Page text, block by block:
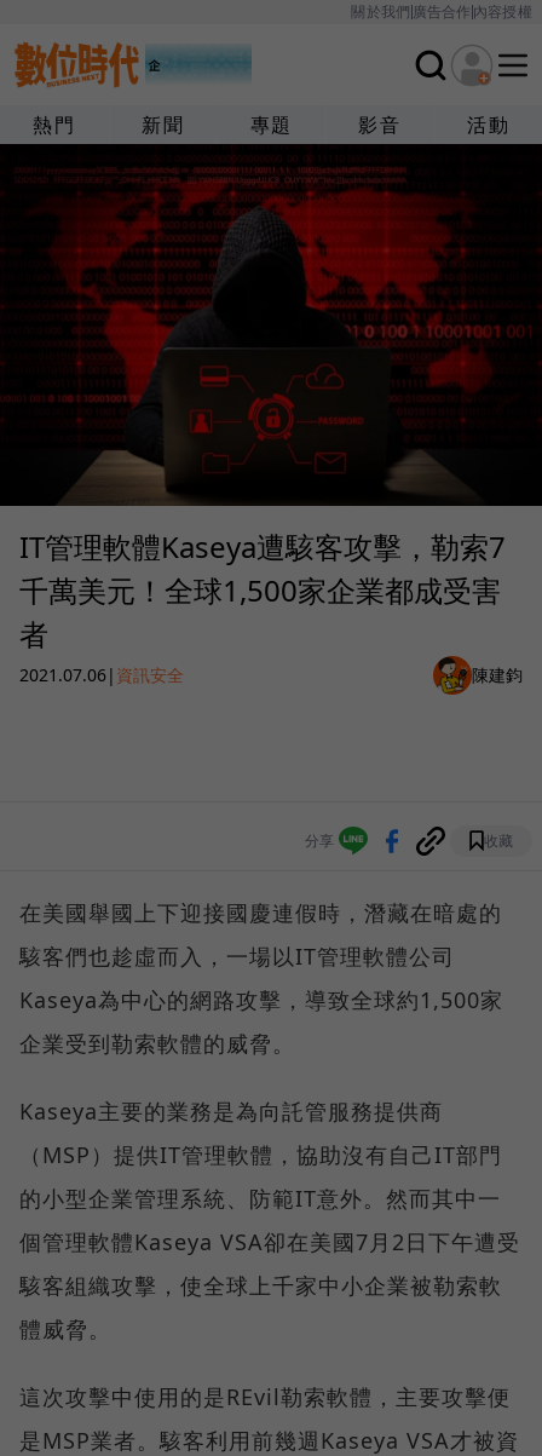
關於我們廣告合作內容授權
熱門 新聞 專題 影音 活動
IT管理軟體Kaseya遭駭客攻擊，勒索7
千萬美元！全球1,500家企業都成受害
者
2021.07.06| 資訊安全 陳建鈞
分享 收藏
在美國舉國上下迎接國慶連假時，潛藏在暗處的
駭客們也趁虛而入，一場以IT管理軟體公司
Kaseya為中心的網路攻擊，導致全球約1,500家
企業受到勒索軟體的威脅。
Kaseya主要的業務是為向託管服務提供商
（MSP）提供IT管理軟體，協助沒有自己IT部門
的小型企業管理系統、防範IT意外。然而其中一
個管理軟體Kaseya VSA卻在美國7月2日下午遭受
駭客組織攻擊，使全球上千家中小企業被勒索軟
體威脅。
這次攻擊中使用的是REvil勒索軟體，主要攻擊便
是MSP業者。駭客利用前幾週Kaseya VSA才被資